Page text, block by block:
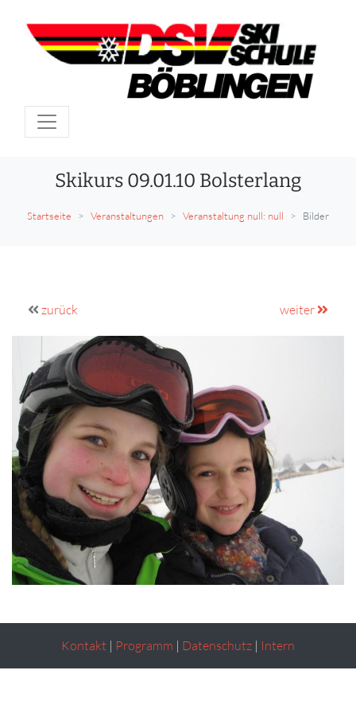
Skikurs 09.01.10 Bolsterlang
Startseite Veranstaltungen Veranstaltung null: null Bilder
zurück weiter
Kontakt | Programm | Datenschutz | Intern